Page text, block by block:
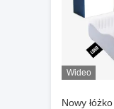
Wideo
Nowy